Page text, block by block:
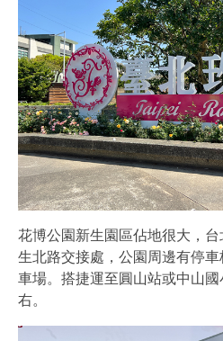
花博公園新生園區佔地很大，
生北路交接處，公園周邊有停
車場。搭捷運至圓山站或中山
右。